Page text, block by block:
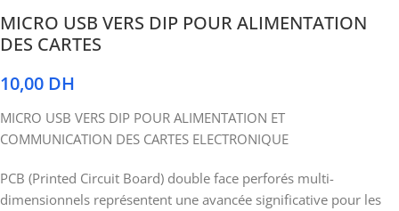
MICRO USB VERS DIP POUR ALIMENTATION
DES CARTES
10,00 DH
MICRO USB VERS DIP POUR ALIMENTATION ET
COMMUNICATION DES CARTES ELECTRONIQUE
PCB (Printed Circuit Board) double face perforés multi-
dimensionnels représentent une avancée significative pour les